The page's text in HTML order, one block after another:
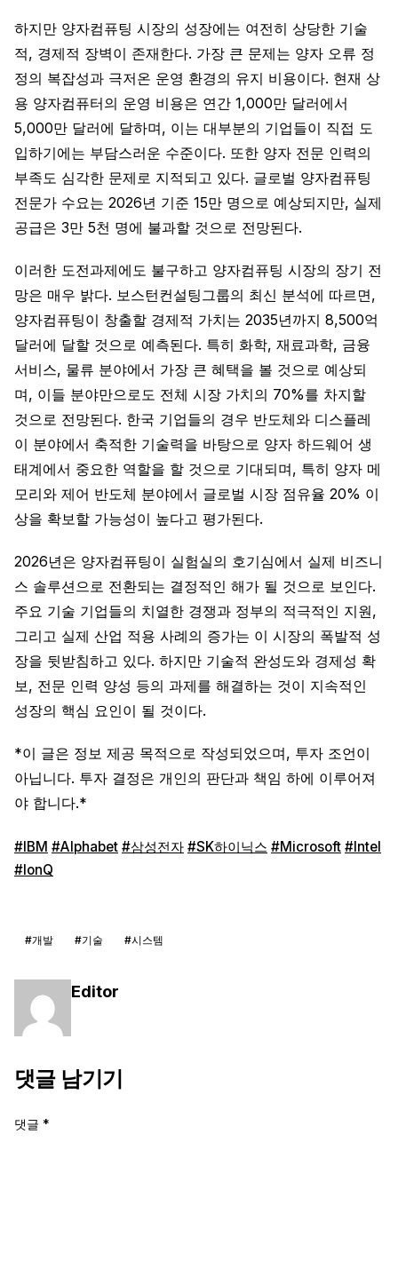
하지만 양자컴퓨팅 시장의 성장에는 여전히 상당한 기술
적, 경제적 장벽이 존재한다. 가장 큰 문제는 양자 오류 정
정의 복잡성과 극저온 운영 환경의 유지 비용이다. 현재 상
용 양자컴퓨터의 운영 비용은 연간 1,000만 달러에서
5,000만 달러에 달하며, 이는 대부분의 기업들이 직접 도
입하기에는 부담스러운 수준이다. 또한 양자 전문 인력의
부족도 심각한 문제로 지적되고 있다. 글로벌 양자컴퓨팅
전문가 수요는 2026년 기준 15만 명으로 예상되지만, 실제
공급은 3만 5천 명에 불과할 것으로 전망된다.
이러한 도전과제에도 불구하고 양자컴퓨팅 시장의 장기 전
망은 매우 밝다. 보스턴컨설팅그룹의 최신 분석에 따르면,
양자컴퓨팅이 창출할 경제적 가치는 2035년까지 8,500억
달러에 달할 것으로 예측된다. 특히 화학, 재료과학, 금융
서비스, 물류 분야에서 가장 큰 혜택을 볼 것으로 예상되
며, 이들 분야만으로도 전체 시장 가치의 70%를 차지할
것으로 전망된다. 한국 기업들의 경우 반도체와 디스플레
이 분야에서 축적한 기술력을 바탕으로 양자 하드웨어 생
태계에서 중요한 역할을 할 것으로 기대되며, 특히 양자 메
모리와 제어 반도체 분야에서 글로벌 시장 점유율 20% 이
상을 확보할 가능성이 높다고 평가된다.
2026년은 양자컴퓨팅이 실험실의 호기심에서 실제 비즈니
스 솔루션으로 전환되는 결정적인 해가 될 것으로 보인다.
주요 기술 기업들의 치열한 경쟁과 정부의 적극적인 지원,
그리고 실제 산업 적용 사례의 증가는 이 시장의 폭발적 성
장을 뒷받침하고 있다. 하지만 기술적 완성도와 경제성 확
보, 전문 인력 양성 등의 과제를 해결하는 것이 지속적인
성장의 핵심 요인이 될 것이다.
*이 글은 정보 제공 목적으로 작성되었으며, 투자 조언이
아닙니다. 투자 결정은 개인의 판단과 책임 하에 이루어져
야 합니다.*
#IBM #Alphabet #삼성전자 #SK하이닉스 #Microsoft #Intel
#IonQ
#개발 #기술 #시스템
Editor
댓글 남기기
댓글 *